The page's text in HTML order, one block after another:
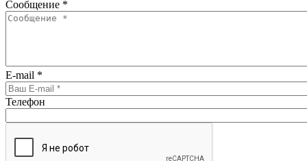
Сообщение *
E-mail *
Телефон